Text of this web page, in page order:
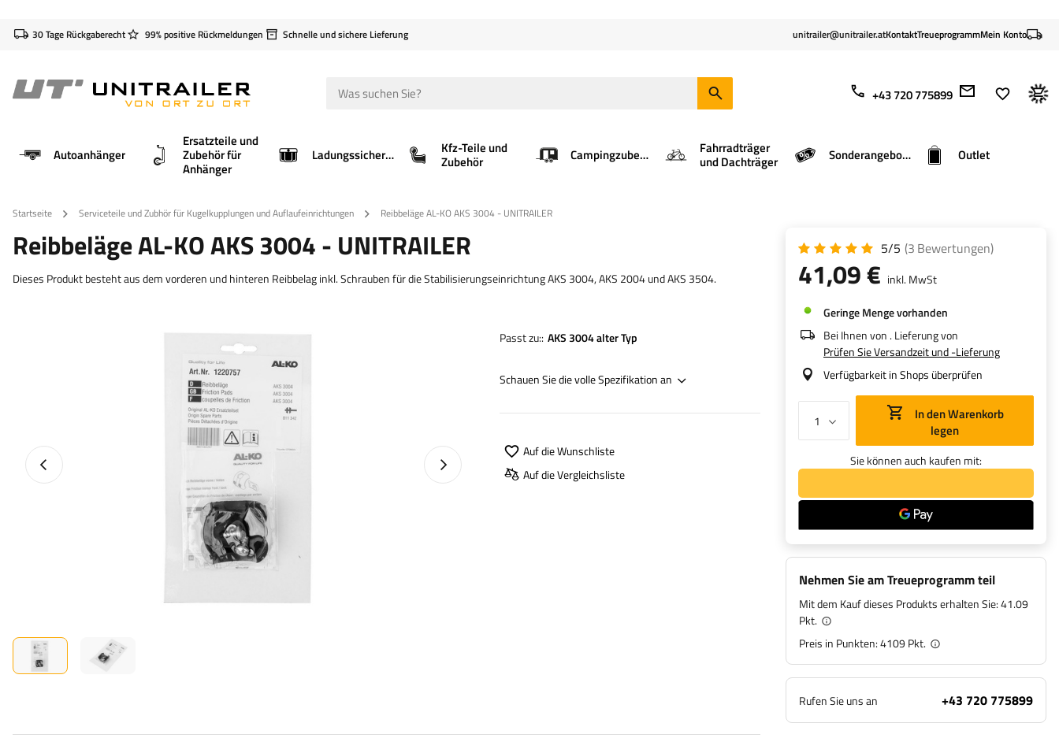
30 Tage Rückgaberecht 99% positive Rückmeldungen Schnelle und sichere Lieferung unitrailer@unitrailer.atKontaktTreueprogrammMein Konto
+43 720 775899
Autoanhänger
Ersatzteile und
Zubehör für
Anhänger
Ladungssicherung Kfz-Teile und
Zubehör Campingzubehör Fahrradträger
und Dachträger Sonderangebote Outlet
Startseite Serviceteile und Zubhör für Kugelkupplungen und Auflaufeinrichtungen Reibbeläge AL-KO AKS 3004 - UNITRAILER
Reibbeläge AL-KO AKS 3004 - UNITRAILER
Dieses Produkt besteht aus dem vorderen und hinteren Reibbelag inkl. Schrauben für die Stabilisierungseinrichtung AKS 3004, AKS 2004 und AKS 3504.
Vorheriges Foto Nächstes Foto
Passt zu: AKS 3004 alter Typ
Schauen Sie die volle Spezifikation an
Auf die Wunschliste
Auf die Vergleichsliste
5/5 (3 Bewertungen)
41,09 € inkl. MwSt
Geringe Menge vorhanden
Bei Ihnen von . Lieferung von
Prüfen Sie Versandzeit und -Lieferung
Verfügbarkeit in Shops überprüfen
legen
Sie können auch kaufen mit:
Nehmen Sie am Treueprogramm teil
Mit dem Kauf dieses Produkts erhalten Sie:41.09
Pkt.
Preis in Punkten:4109Pkt.
Rufen Sie uns an +43 720 775899